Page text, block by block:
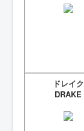
ドレイク
DRAKE